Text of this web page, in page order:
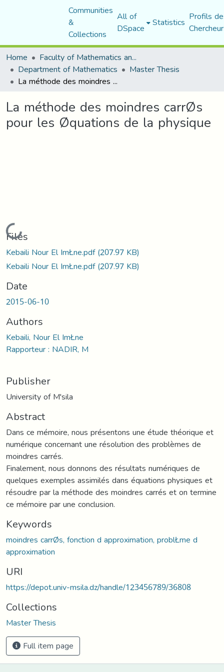
Communities
&
Collections
All of
DSpace Statistics Profils
Home
Faculty of Mathematics and Computer Science
Department of Mathematics Master Thesis
La méthode des moindres carrØs pour les Øquations de la physique
La méthode des moindres carrØs
pour les Øquations de la physique
Loading...
Files
Kebaili Nour El ImŁne.pdf(207.97 KB)
Kebaili Nour El ImŁne.pdf(207.97 KB)
Date
2015-06-10
Authors
Kebaili, Nour El ImŁne
Rapporteur : NADIR, M
Publisher
University of M'sila
Abstract
Dans ce mémoire, nous présentons une étude théorique et
numérique concernant une résolution des problèmes de
moindres carrés.
Finalement, nous donnons des résultats numériques de
quelques exemples assimilés dans équations physiques et
résoudre par la méthode des moindres carrés et on termine
ce mémoire par une conclusion.
Keywords
moindres carrØs, fonction d approximation, problŁme d
approximation
URI
https://depot.univ-msila.dz/handle/123456789/36808
Collections
Master Thesis
Full item page